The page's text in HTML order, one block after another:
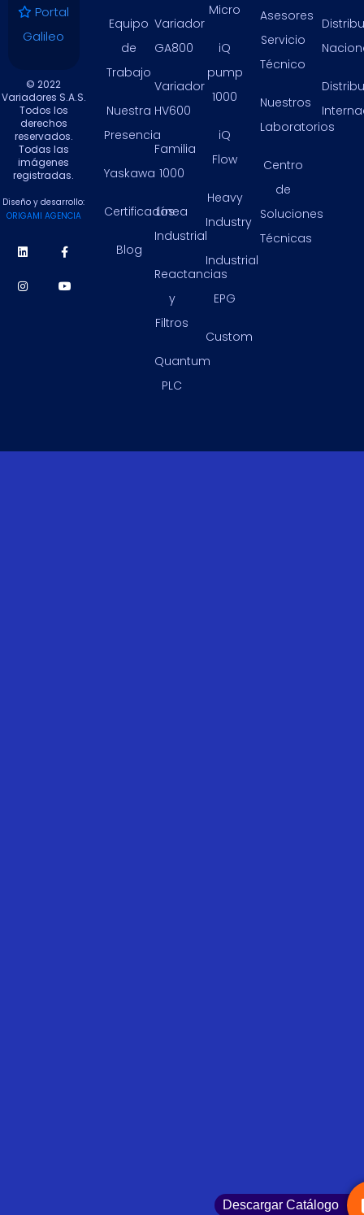
Portal
Galileo
© 2022
Variadores S.A.S.
Todos los
derechos
reservados.
Todas las
imágenes
registradas.
Diseño y desarrollo:
ORIGAMI AGENCIA
Equipo
de
Trabajo
Nuestra
Presencia
Yaskawa
Certificados
Blog
Variador
GA800
Variador
HV600
Familia
1000
Línea
Industrial
Reactancias
y
Filtros
Quantum
PLC
Micro
iQ
pump
1000
iQ
Flow
Heavy
Industry
Industrial
EPG
Custom
Asesores
Servicio
Técnico
Nuestros
Laboratorios
Centro
de
Soluciones
Técnicas
Descargar Catálogo